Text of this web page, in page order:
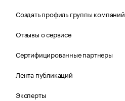
Создать профиль группы компаний
Отзывы о сервисе
Сертифицированные партнеры
Лента публикаций
Эксперты